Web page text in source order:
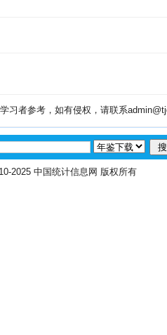
者参考，如有侵权，请联系
2025 中国统计信息网 版权所有